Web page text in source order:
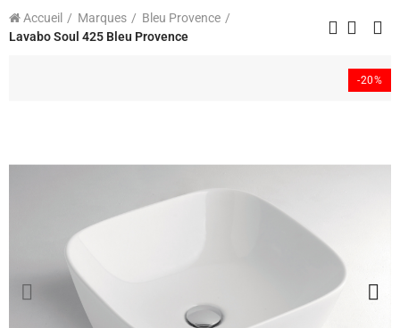
Accueil Marques
Bleu Provence
Lavabo Soul 425 Bleu Provence
-20%